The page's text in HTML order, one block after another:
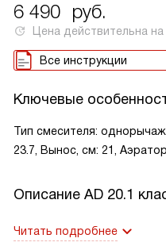
6 490 руб.
Цена действительна
Все инструкции
Ключевые
Тип смесителя:
23.7, Вынос, см: 21,
Описание AD 20.1
Читать подробнее